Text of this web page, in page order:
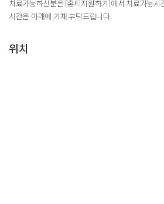
치료가능하신분은 [홈티지원하기]에서 치료가능시
시간은 아래에 기재 부탁드립니다.
위치